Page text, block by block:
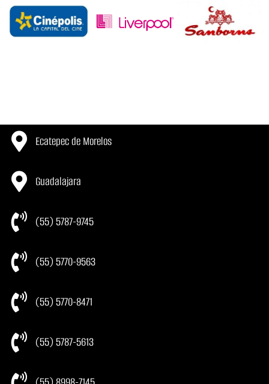
Ecatepec de Morelos
Guadalajara
(55) 5787-9745
(55) 5770-9563
(55) 5770-8471
(55) 5787-5613